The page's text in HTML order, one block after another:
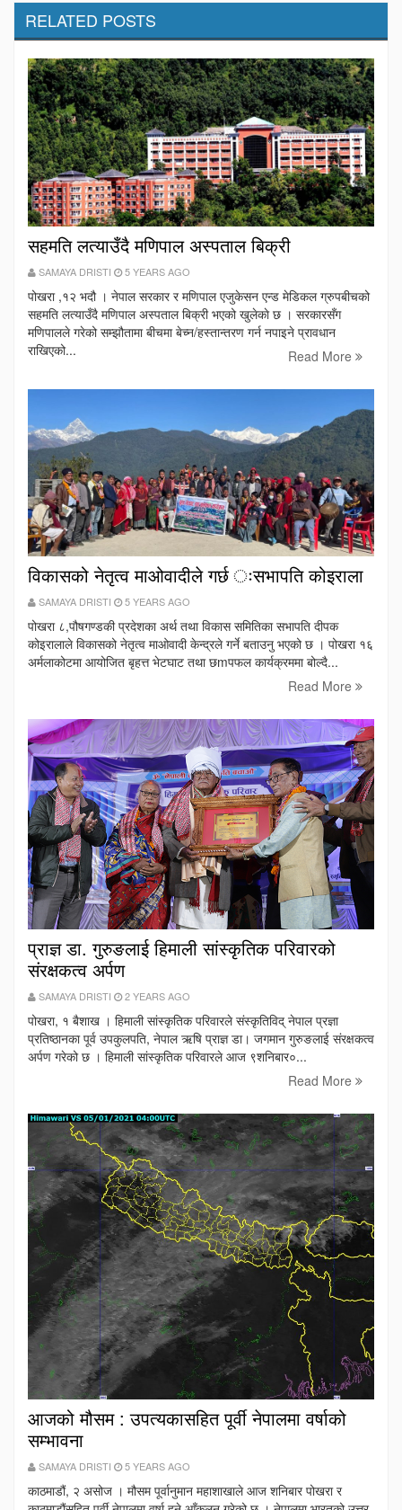
RELATED POSTS
सहमति लत्याउँदै मणिपाल अस्पताल बिक्री
SAMAYA DRISTI 5 YEARS AGO
पोखरा ,१२ भदौ । नेपाल सरकार र मणिपाल एजुकेसन एन्ड मेडिकल ग्रुपबीचको
सहमति लत्याउँदै मणिपाल अस्पताल बिक्री भएको खुलेकाे छ । सरकारसँग
मणिपालले गरेको सम्झौतामा बीचमा बेच्‍न/हस्तान्तरण गर्न नपाइने प्रावधान
राखिएको...
Read More
विकासको नेतृत्व माओवादीले गर्छ ःसभापति कोइराला
SAMAYA DRISTI 5 YEARS AGO
पोखरा ८,पौषगण्डकी प्रदेशका अर्थ तथा विकास समितिका सभापति दीपक
कोइरालाले विकासको नेतृत्व माओवादी केन्द्रले गर्ने बताउनु भएको छ । पोखरा १६
अर्मलाकोटमा आयोजित बृहत्त भेटघाट तथा छmपफल कार्यक्रममा बोल्दै...
Read More
प्राज्ञ डा. गुरुङलाई हिमाली सांस्कृतिक परिवारको
संरक्षकत्व अर्पण
SAMAYA DRISTI 2 YEARS AGO
पोखरा, १ बैशाख । हिमाली सांस्कृतिक परिवारले संस्कृतिविद् नेपाल प्रज्ञा
प्रतिष्ठानका पूर्व उपकुलपति, नेपाल ऋषि प्राज्ञ डा। जगमान गुरुङलाई संरक्षकत्व
अर्पण गरेको छ । हिमाली सांस्कृतिक परिवारले आज ९शनिबार०...
Read More
आजको मौसम : उपत्यकासहित पूर्वी नेपालमा वर्षाको
सम्भावना
SAMAYA DRISTI 5 YEARS AGO
काठमाडौं, २ असोज । मौसम पूर्वानुमान महाशाखाले आज शनिबार पोखरा र